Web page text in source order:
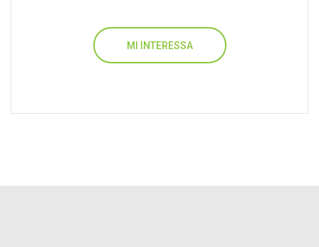
MI INTERESSA